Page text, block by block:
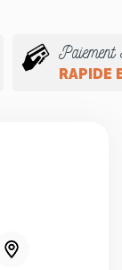
Paiement
RAPIDE